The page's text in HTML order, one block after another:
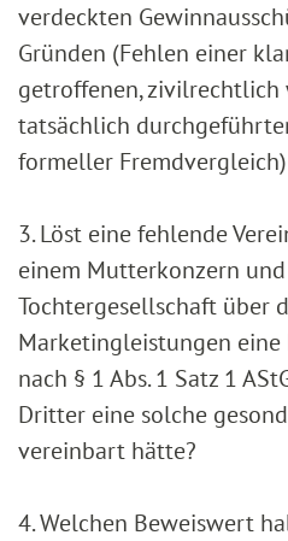
verdeckten
Gründen (Fehlen einer
getroffenen, zivilrechtlich
tatsächlich
formeller
3. Löst eine fehlende
einem Mutterkonzern
Tochtergesellschaft über
Marketingleistungen
nach § 1 Abs. 1 Satz 1
Dritter eine solche
vereinbart hätte?
4. Welchen Beweiswert